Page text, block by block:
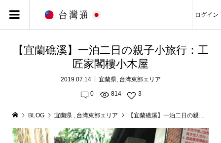
ログイン
【宜蘭礁溪】一泊二日の親子小旅行：工
匠家閣樓小木屋
2019.07.14 宜蘭県, 台湾東部エリア
0 814 3
BLOG 宜蘭県 , 台湾東部エリア 【宜蘭礁溪】一泊二日の親子小旅行：工匠家閣樓小木屋